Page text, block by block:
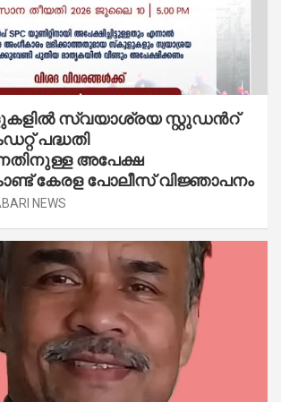
സ്വയാശ്രയ സ്റ്റുഡന്‍റ്
പദ്ധതി
അപേക്ഷ
കേരള പോലീസ് വിജ്ഞാപനം
NEWS